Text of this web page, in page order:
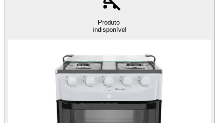
Produto
indisponível